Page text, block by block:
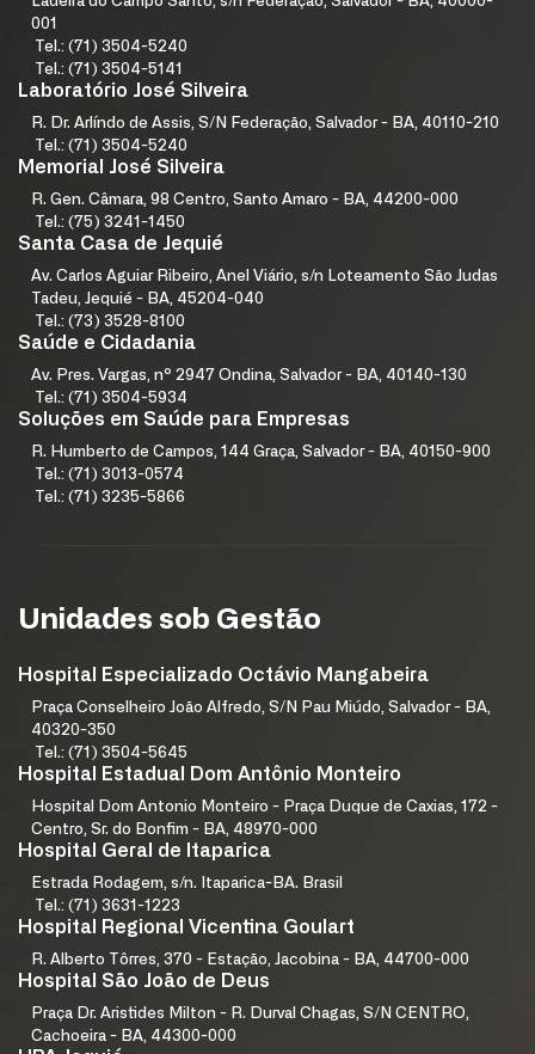
001
Tel.: (71) 3504-5240
Tel.: (71) 3504-5141
Laboratório José Silveira
R. Dr. Arlíndo de Assis, S/N Federação, Salvador - BA, 40110-210
Tel.: (71) 3504-5240
Memorial José Silveira
R. Gen. Câmara, 98 Centro, Santo Amaro - BA, 44200-000
Tel.: (75) 3241-1450
Santa Casa de Jequié
Av. Carlos Aguiar Ribeiro, Anel Viário, s/n Loteamento São Judas
Tadeu, Jequié - BA, 45204-040
Tel.: (73) 3528-8100
Saúde e Cidadania
Av. Pres. Vargas, nº 2947 Ondina, Salvador - BA, 40140-130
Tel.: (71) 3504-5934
Soluções em Saúde para Empresas
R. Humberto de Campos, 144 Graça, Salvador - BA, 40150-900
Tel.: (71) 3013-0574
Tel.: (71) 3235-5866
Unidades sob Gestão
Hospital Especializado Octávio Mangabeira
Praça Conselheiro João Alfredo, S/N Pau Miúdo, Salvador - BA,
40320-350
Tel.: (71) 3504-5645
Hospital Estadual Dom Antônio Monteiro
Hospital Dom Antonio Monteiro - Praça Duque de Caxias, 172 -
Centro, Sr. do Bonfim - BA, 48970-000
Hospital Geral de Itaparica
Estrada Rodagem, s/n. Itaparica-BA. Brasil
Tel.: (71) 3631-1223
Hospital Regional Vicentina Goulart
R. Alberto Tôrres, 370 - Estação, Jacobina - BA, 44700-000
Hospital São João de Deus
Praça Dr. Aristides Milton - R. Durval Chagas, S/N CENTRO,
Cachoeira - BA, 44300-000